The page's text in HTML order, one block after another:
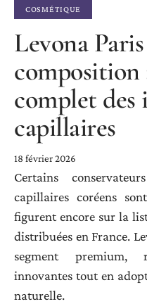
COSMÉTIQUE
Levona
composition
complet des
capillaires
18 février 2026
Certains
capillaires coréens
figurent encore sur la
distribuées en France.
segment premium,
innovantes tout en
naturelle.